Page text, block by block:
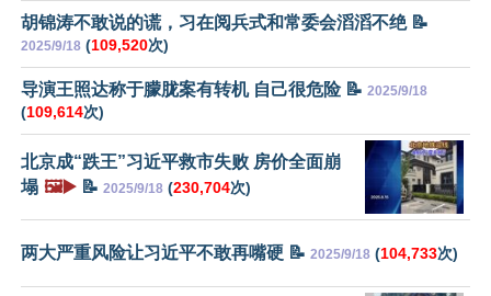
胡锦涛不敢说的谎，习在阅兵式和常委会滔滔不绝 📝
2025/9/18 (109,520次)
导演王照达称于朦胧案有转机 自己很危险 📝 2025/9/18
(109,614次)
北京成“跌王”习近平救市失败 房价全面崩
塌 🖼️▶️ 📝 2025/9/18 (230,704次)
两大严重风险让习近平不敢再嘴硬 📝 2025/9/18 (104,733次)